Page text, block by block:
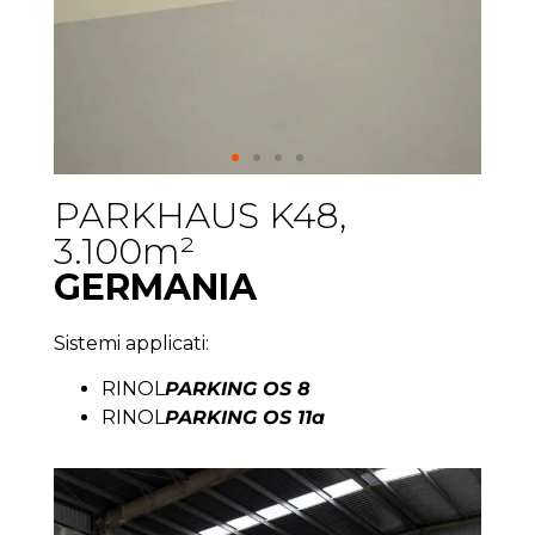
PARKHAUS K48,
3.100m²
GERMANIA
Sistemi applicati:
RINOLPARKING OS 8
RINOLPARKING OS 11a